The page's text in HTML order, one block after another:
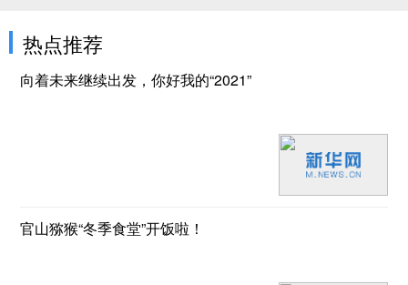
热点推荐
向着未来继续出发，你好我的“2021”
官山猕猴“冬季食堂”开饭啦！